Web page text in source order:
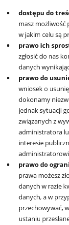
dostępu do
masz możliwość
w jakim celu są
prawo ich
zgłosić do nas
danych
prawo do
wniosek o
dokonamy
jednak sytuacji
związanych z
administratora
interesie
prawo do
prawa możesz
danych w razie
danych, a w
przechowywać,
ustaniu